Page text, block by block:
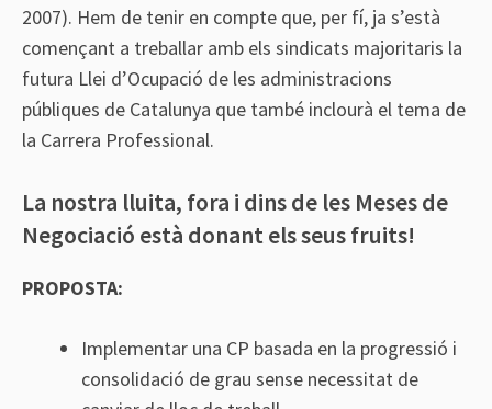
2007). Hem de tenir en compte que, per fí, ja s’està
començant a treballar amb els sindicats majoritaris la
futura Llei d’Ocupació de les administracions
públiques de Catalunya que també inclourà el tema de
la Carrera Professional.
La nostra lluita, fora i dins de les Meses de
Negociació està donant els seus fruits!
PROPOSTA:
Implementar una CP basada en la progressió i
consolidació de grau sense necessitat de